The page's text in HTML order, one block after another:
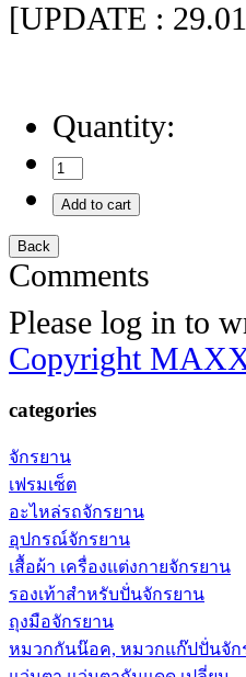
[UPDATE :
Quantity:
Comments
Please log in to
Copyright
categories
จักรยาน
เฟรมเซ็ต
อะไหล่รถจักรยาน
อุปกรณ์จักรยาน
เสื้อผ้า เครื่องแต่งกายจักรยาน
รองเท้าสำหรับปั่นจักรยาน
ถุงมือจักรยาน
หมวกกันน๊อค, หมวกแก๊ปปั่นจัก